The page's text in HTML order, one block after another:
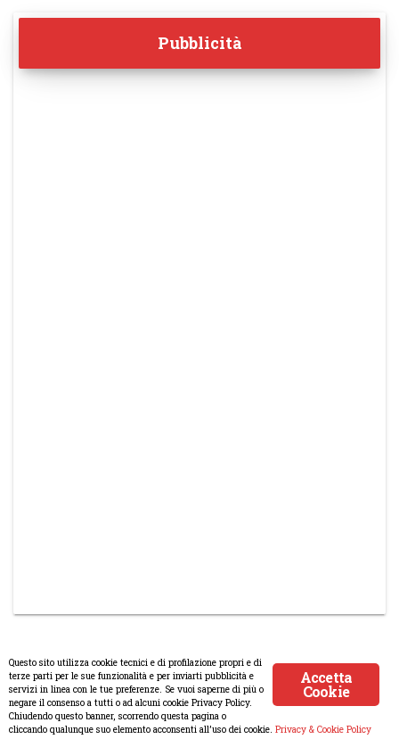
Pubblicità
© Copyright 2008-2017 Scenaripolitici.com - Tutti i diritti riservati.
Creato daAtlanticmoon.com
Accetta
Cookie
Questo sito utilizza cookie tecnici e di profilazione propri e di
terze parti per le sue funzionalità e per inviarti pubblicità e
servizi in linea con le tue preferenze. Se vuoi saperne di più o
negare il consenso a tutti o ad alcuni cookie Privacy Policy.
Chiudendo questo banner, scorrendo questa pagina o
cliccando qualunque suo elemento acconsenti all’uso dei cookie. Privacy & Cookie Policy